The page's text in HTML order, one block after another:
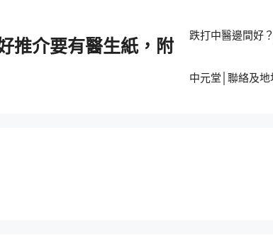
推介要有醫生紙，附
跌打中醫邊間好
中元堂│聯絡及地